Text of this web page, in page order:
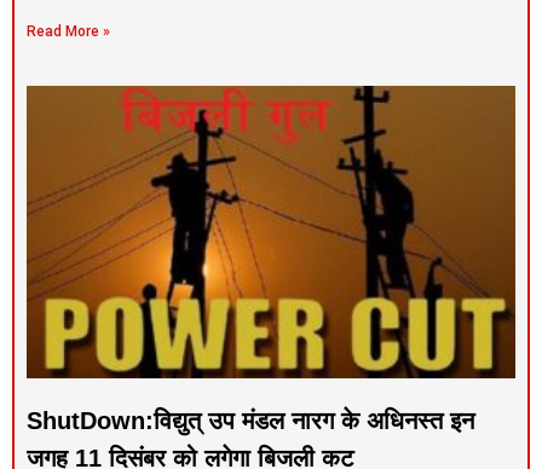
Read More »
ShutDown:विद्युत् उप मंडल नारग के अधिनस्त इन
जगह 11 दिसंबर को लगेगा बिजली कट